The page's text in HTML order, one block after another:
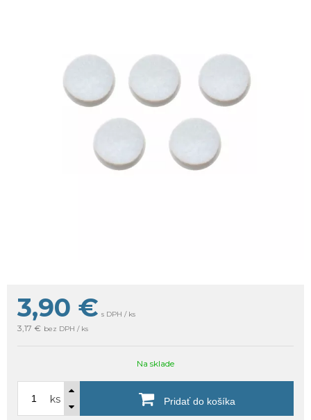
3,90 € s DPH / ks
3,17 € bez DPH / ks
Na sklade
ks Pridať do košíka